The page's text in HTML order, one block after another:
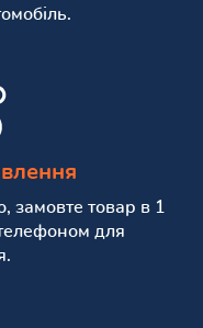
замовте товар в 1
для